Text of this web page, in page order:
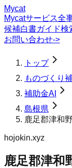
Mycat
Mycatサービス全
候補白書ガイド検
お問い合わせ->
トップ
ものづくり
補助金AI
島根県
鹿足郡津和
hojokin.xyz
鹿足郡津和